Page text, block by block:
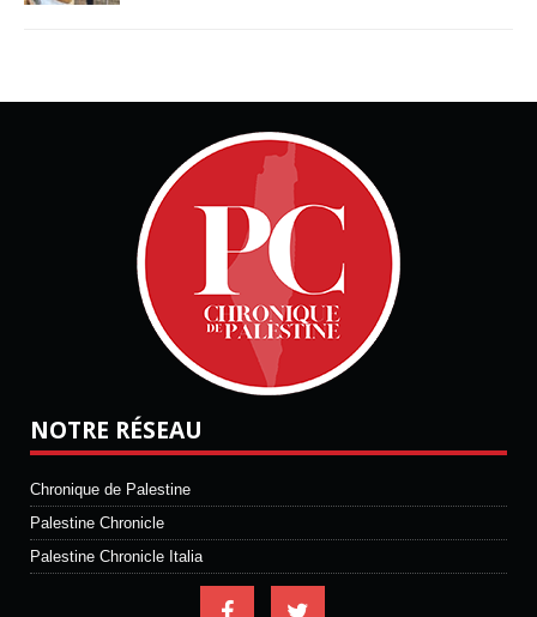
NOTRE RÉSEAU
Chronique de Palestine
Palestine Chronicle
Palestine Chronicle Italia